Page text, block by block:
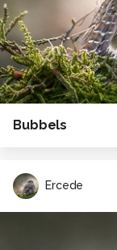
Bubbels
Ercede